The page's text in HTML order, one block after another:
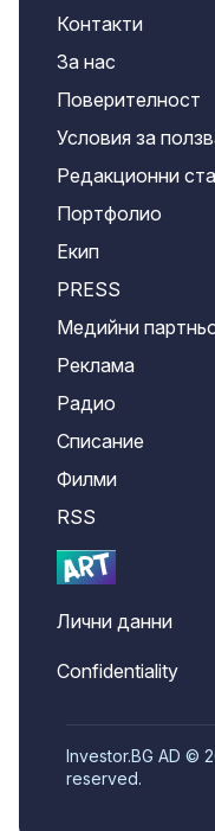
Контакти
За нас
Поверителност
Условия за
Редакционни
Портфолио
Екип
PRESS
Медийни
Реклама
Радио
Списание
Филми
RSS
Лични данни
Confidentiality
Investor.BG AD ©
reserved.